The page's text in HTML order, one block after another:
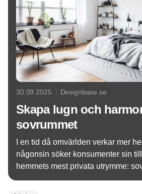
30.09.2025 Designbase.se
Skapa lugn och
sovrummet
I en tid då omvärlden verkar mer
någonsin söker konsumenter sin
hemmets mest privata utrymme:
ritualer för återhämtning och